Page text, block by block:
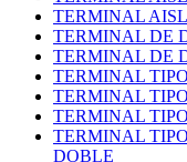
TERMINAL
TERMINAL DE
TERMINAL DE
TERMINAL
TERMINAL
TERMINAL
TERMINAL
DOBLE